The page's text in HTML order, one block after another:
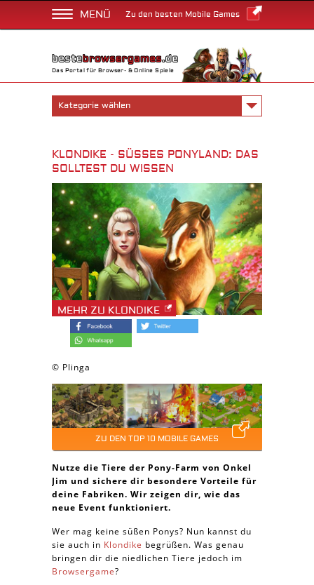
MENÜ Zu den besten Mobile Games
Das Portal für Browser- & Online Spiele
Kategorie wählen
KLONDIKE - SÜSSES PONYLAND: DAS S
OLLTEST DU WISSEN
MEHR ZU KLONDIKE
© Plinga
ZU DEN TOP 10 MOBILE GAMES
Nutze die Tiere der Pony-Farm von Onkel
Jim und sichere dir besondere Vorteile für
deine Fabriken. Wir zeigen dir, wie das
neue Event funktioniert.
Wer mag keine süßen Ponys? Nun kannst du
sie auch in Klondike begrüßen. Was genau
bringen dir die niedlichen Tiere jedoch im
Browsergame?